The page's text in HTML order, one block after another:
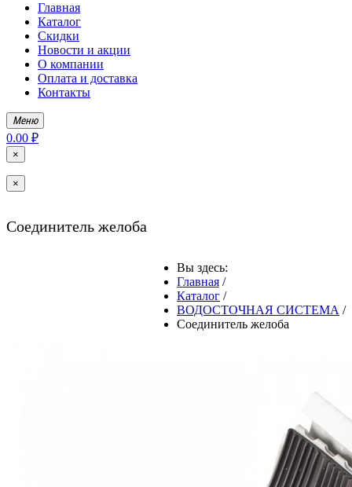
Главная
Каталог
Скидки
Новости и акции
О компании
Оплата и доставка
Контакты
Меню
0.00 ₽
×
×
Соединитель желоба
Вы здесь:
Главная /
Каталог /
ВОДОСТОЧНАЯ СИСТЕМА /
Соединитель желоба